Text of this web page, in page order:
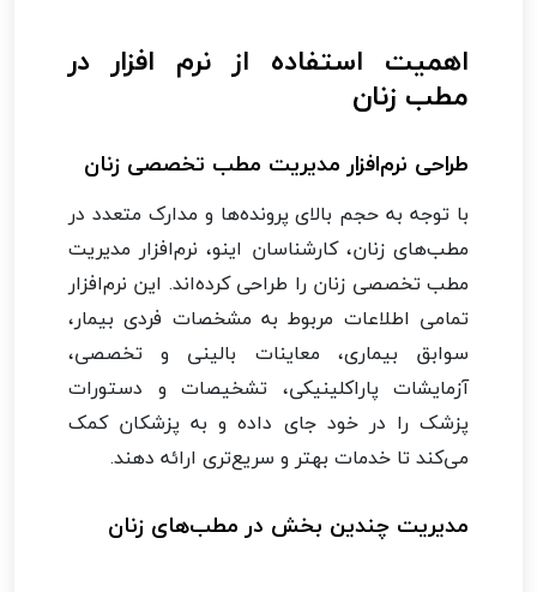
اهمیت استفاده از نرم افزار در
مطب زنان
طراحی نرم‌افزار مدیریت مطب تخصصی زنان
با توجه به حجم بالای پرونده‌ها و مدارک متعدد در
مطب‌های زنان، کارشناسان اینو، نرم‌افزار مدیریت
مطب تخصصی زنان را طراحی کرده‌اند. این نرم‌افزار
تمامی اطلاعات مربوط به مشخصات فردی بیمار،
سوابق بیماری، معاینات بالینی و تخصصی،
آزمایشات پاراکلینیکی، تشخیصات و دستورات
پزشک را در خود جای داده و به پزشکان کمک
می‌کند تا خدمات بهتر و سریع‌تری ارائه دهند.
مدیریت چندین بخش در مطب‌های زنان